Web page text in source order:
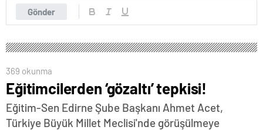
Gönder
369 okunma
Eğitimcilerden ‘gözaltı’ tepkisi!
Eğitim-Sen Edirne Şube Başkanı Ahmet Acet,
Türkiye Büyük Millet Meclisi'nde görüşülmeye